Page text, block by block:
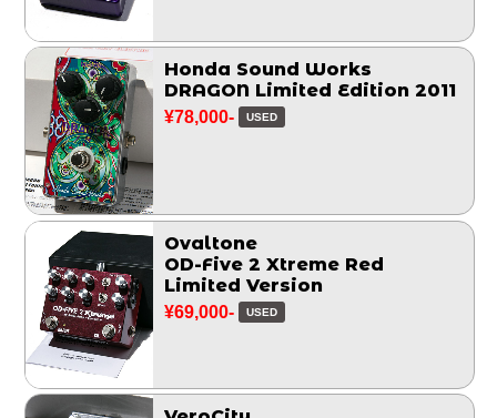
Honda Sound Works
DRAGON Limited Edition 2011
¥78,000- USED
Ovaltone
OD-Five 2 Xtreme Red
Limited Version
¥69,000- USED